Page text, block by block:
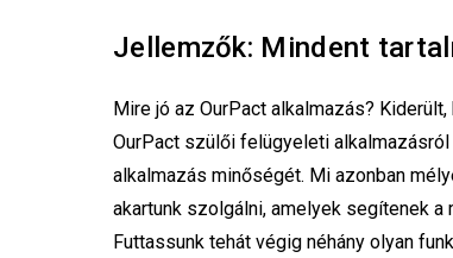
Jellemzők: Mindent
Mire jó az OurPact alkalmazás?
OurPact szülői felügyeleti
alkalmazás minőségét. Mi azonban
akartunk szolgálni, amelyek segítenek
Futtassunk tehát végig néhány olyan